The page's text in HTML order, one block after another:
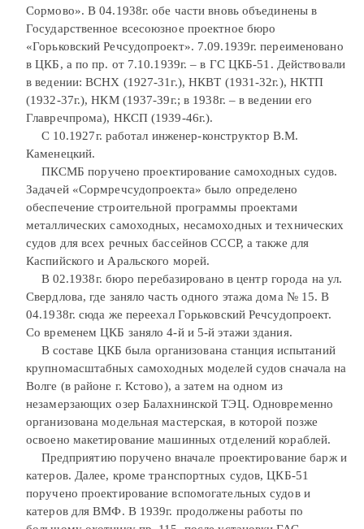
Сормово». В 04.1938г. обе части вновь объединены в
Государственное всесоюзное проектное бюро
«Горьковский Речсудопроект». 7.09.1939г. переименовано
в ЦКБ, а по пр. от 7.10.1939г. – в ГС ЦКБ-51. Действовали
в ведении: ВСНХ (1927-31г.), НКВТ (1931-32г.), НКТП
(1932-37г.), НКМ (1937-39г.; в 1938г. – в ведении его
Главречпрома), НКСП (1939-46г.).
С 10.1927г. работал инженер-конструктор В.М.
Каменецкий.
ПКСМБ поручено проектирование самоходных судов.
Задачей «Сормречсудопроекта» было определено
обеспечение строительной программы проектами
металлических самоходных, несамоходных и технических
судов для всех речных бассейнов СССР, а также для
Каспийского и Аральского морей.
В 02.1938г. бюро перебазировано в центр города на ул.
Свердлова, где заняло часть одного этажа дома № 15. В
04.1938г. сюда же переехал Горьковский Речсудопроект.
Со временем ЦКБ заняло 4-й и 5-й этажи здания.
В составе ЦКБ была организована станция испытаний
крупномасштабных самоходных моделей судов сначала на
Волге (в районе г. Кстово), а затем на одном из
незамерзающих озер Балахнинской ТЭЦ. Одновременно
организована модельная мастерская, в которой позже
освоено макетирование машинных отделений кораблей.
Предприятию поручено вначале проектирование барж и
катеров. Далее, кроме транспортных судов, ЦКБ-51
поручено проектирование вспомогательных судов и
катеров для ВМФ. В 1939г. продолжены работы по